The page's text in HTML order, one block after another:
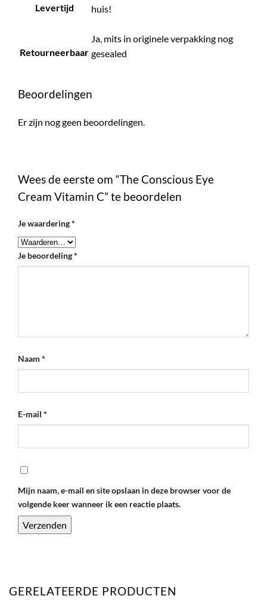
Levertijd
huis!
Retourneerbaar
Ja, mits in originele verpakking nog
gesealed
Beoordelingen
Er zijn nog geen beoordelingen.
Wees de eerste om “The Conscious Eye
Cream Vitamin C” te beoordelen
Je waardering*
Je beoordeling*
Naam *
E-mail *
Mijn naam, e-mail en site opslaan in deze browser voor de
volgende keer wanneer ik een reactie plaats.
GERELATEERDE PRODUCTEN